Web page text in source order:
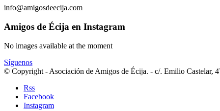
info@amigosdeecija.com
Amigos de Écija en Instagram
No images available at the moment
Síguenos
© Copyright - Asociación de Amigos de Écija. - c/. Emilio Castelar,
Rss
Facebook
Instagram